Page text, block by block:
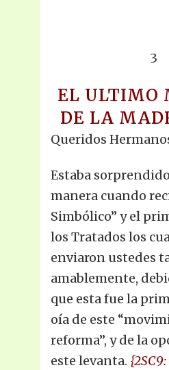
3
EL ULTIMO
DE LA
Queridos
Estaba
manera cuando
Simbólico” y el
los Tratados los
enviaron ustedes
amablemente,
que esta fue la
oía de este
reforma”, y de la
este levanta. {2SC9: